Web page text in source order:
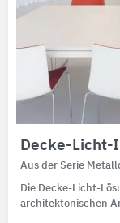
Decke-Licht-
Aus der Serie
Die Decke-Licht-
architektonischen